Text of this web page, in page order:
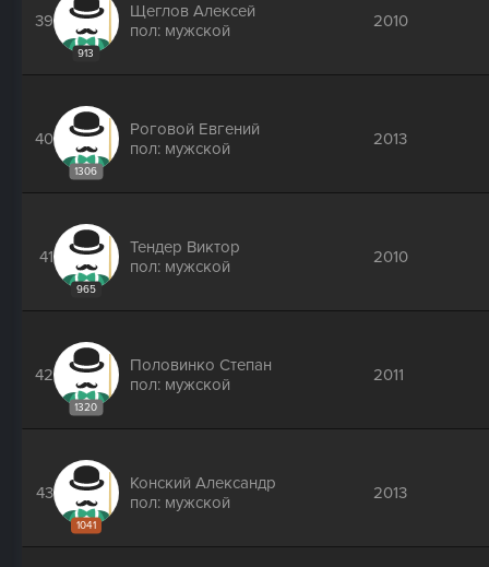
39
913
Щеглов Алексей
пол: мужской
2010
40
1306
Роговой Евгений
пол: мужской
2013
41
965
Тендер Виктор
пол: мужской
2010
42
1320
Половинко Степан
пол: мужской
2011
43
1041
Конский Александр
пол: мужской
2013